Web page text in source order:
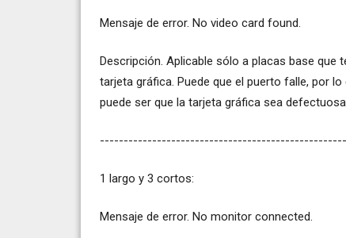
Mensaje de error. No video card found.
Descripción. Aplicable sólo a placas base que
tarjeta gráfica. Puede que el puerto falle, por
puede ser que la tarjeta gráfica sea
1 largo y 3 cortos:
Mensaje de error. No monitor connected.